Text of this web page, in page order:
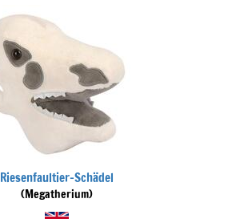
Riesenfaultier-Schädel
(Megatherium)